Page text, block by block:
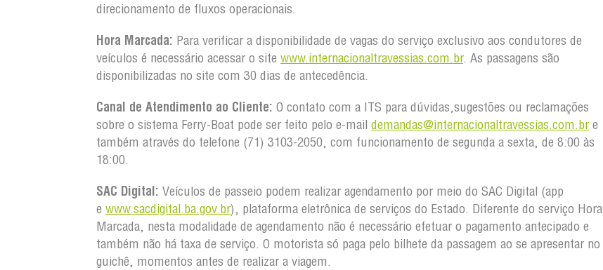
direcionamento de fluxos operacionais.
Hora Marcada: Para verificar a disponibilidade de vagas do serviço exclusivo aos condutores de
veículos é necessário acessar o site www.internacionaltravessias.com.br. As passagens são
disponibilizadas no site com 30 dias de antecedência.
Canal de Atendimento ao Cliente: O contato com a ITS para dúvidas,sugestões ou reclamações
sobre o sistema Ferry-Boat pode ser feito pelo e-mail demandas@internacionaltravessias.com.bre
também através do telefone (71) 3103-2050, com funcionamento de segunda a sexta, de 8:00 às
18:00.
SAC Digital: Veículos de passeio podem realizar agendamento por meio do SAC Digital (app
e www.sacdigital.ba.gov.br), plataforma eletrônica de serviços do Estado. Diferente do serviço Hora
Marcada, nesta modalidade de agendamento não é necessário efetuar o pagamento antecipado e
também não há taxa de serviço. O motorista só paga pelo bilhete da passagem ao se apresentar no
guichê, momentos antes de realizar a viagem.